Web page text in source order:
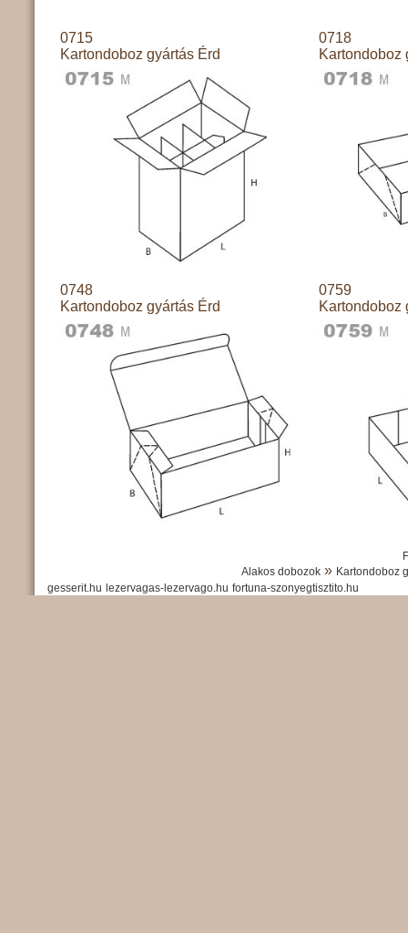
0715
Kartondoboz gyártás Érd
0718
Kartondoboz
0748
Kartondoboz gyártás Érd
0759
Kartondoboz
Alakos dobozok» Kartondoboz
gesserit.hu lezervagas-lezervago.hu fortuna-szonyegtisztito.hu